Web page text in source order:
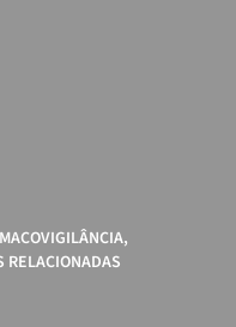
RELACIONADAS